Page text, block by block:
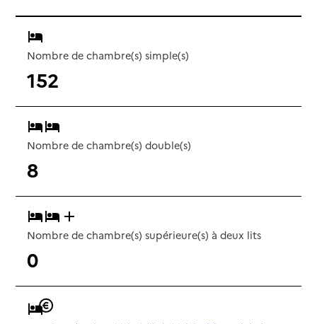
Nombre de chambre(s) simple(s)
152
Nombre de chambre(s) double(s)
8
Nombre de chambre(s) supérieure(s) à deux lits
0